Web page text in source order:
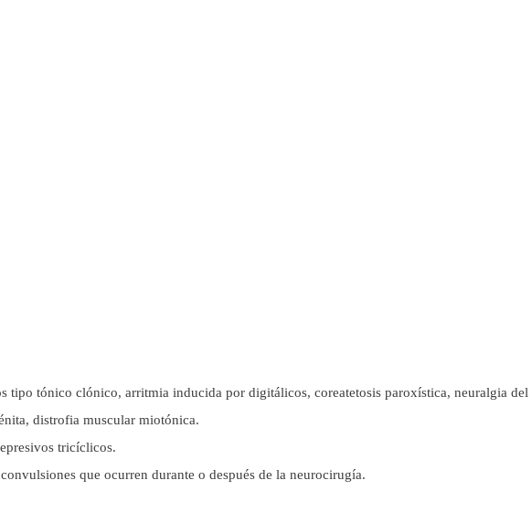
tipo tónico clónico, arritmia inducida por digitálicos, coreatetosis paroxística, neuralgia del
distrofia muscular miotónica.
tricíclicos.
que ocurren durante o después de la neurocirugía.